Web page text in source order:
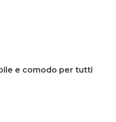
e comodo per tutti